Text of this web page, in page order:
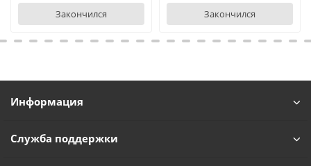
Закончился Закончился
Информация
Служба поддержки